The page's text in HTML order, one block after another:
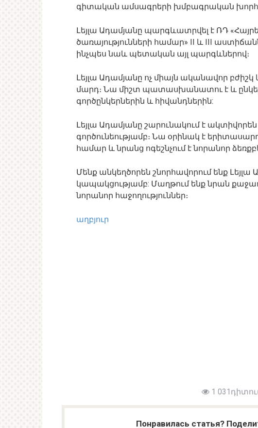
գիտական ​​ամսագրերի խմբագրական
Լեյլա Ադամյանը պարգևատրվել է ՌԴ
ծառայությունների համար» II և III
ինչպես նաև պետական ​​այլ պարգևներով։
Լեյլա Ադամյանը ոչ միայն ականավոր
մարդ։ Նա միշտ պատասխանատու է և
գործընկերներին և հիվանդներին:
Լեյլա Ադամյանը շարունակում է
գործունեությամբ։ Նա օրինակ է
համար և նրանց ոգեշնչում է նորանոր
Մենք անկեղծորեն շնորհավորում ենք
կապակցությամբ: Մաղթում ենք նրան
նորանոր հաջողություններ։
աղբյուր
1
Понравилась статья?